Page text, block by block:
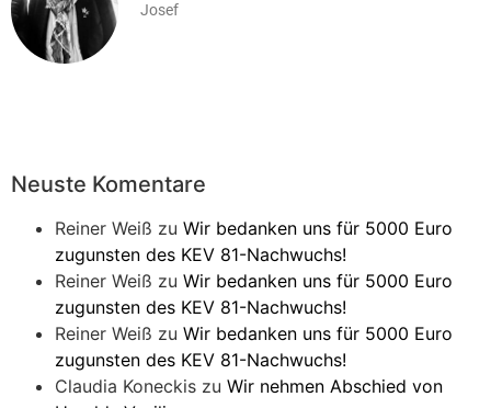
Josef
Neuste Komentare
Reiner Weiß zu Wir bedanken uns für 5000 Euro
zugunsten des KEV 81-Nachwuchs!
Reiner Weiß zu Wir bedanken uns für 5000 Euro
zugunsten des KEV 81-Nachwuchs!
Reiner Weiß zu Wir bedanken uns für 5000 Euro
zugunsten des KEV 81-Nachwuchs!
Claudia Koneckis zu Wir nehmen Abschied von